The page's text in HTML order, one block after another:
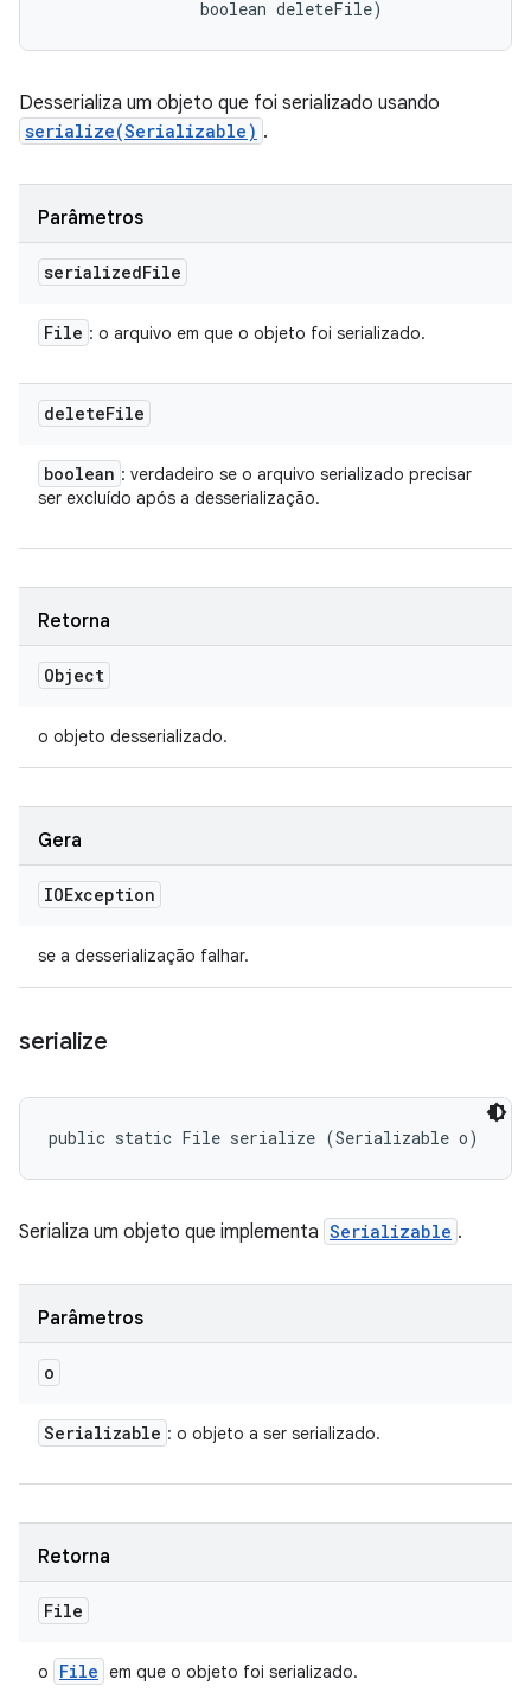
                boolean deleteFile)
Desserializa um objeto que foi serializado usando
serialize(Serializable) .
Parâmetros
serializedFile
File : o arquivo em que o objeto foi serializado.
deleteFile
boolean : verdadeiro se o arquivo serializado precisar
ser excluído após a desserialização.
Retorna
Object
o objeto desserializado.
Gera
IOException
se a desserialização falhar.
serialize
public static File serialize (Serializable o)
Serializa um objeto que implementa Serializable .
Parâmetros
o
Serializable : o objeto a ser serializado.
Retorna
File
o File em que o objeto foi serializado.